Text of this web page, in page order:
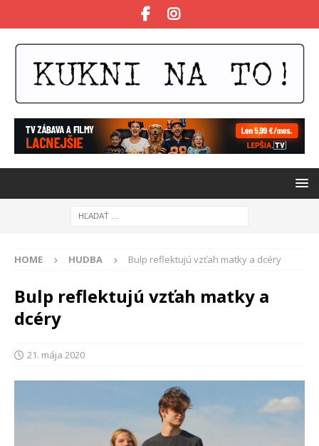
HOME HUDBA Bulp reflektujú vzťah matky a dcéry
Bulp reflektujú vzťah matky a
dcéry
21. mája 2020